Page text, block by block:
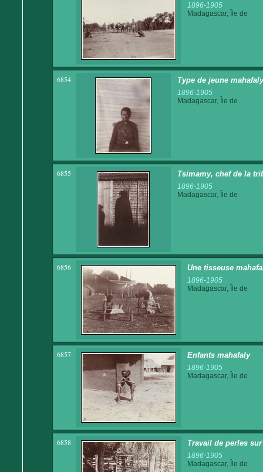
1896-1905
Madagascar, Île de
6854 Type de jeune
1896-1905
Madagascar, Île de
6855 Tsimamy, chef de la
1896-1905
Madagascar, Île de
6856 Une tisseuse
1896-1905
Madagascar, Île de
6857 Enfants mahafaly
1896-1905
Madagascar, Île de
6858 Travail de perles
1896-1905
Madagascar, Île de